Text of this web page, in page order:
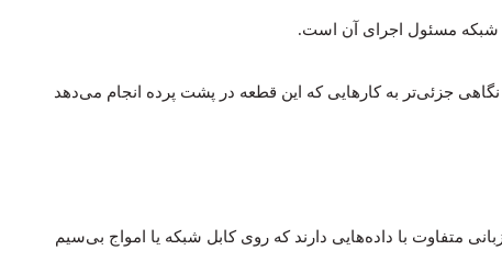
شبکه مسئول اجرای آن است.
جزئی‌تر به کارهایی که این قطعه در پشت پرده انجام می‌دهد
متفاوت با داده‌هایی دارند که روی کابل شبکه یا امواج بی‌سیم